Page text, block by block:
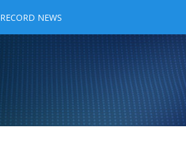
RECORD NEWS